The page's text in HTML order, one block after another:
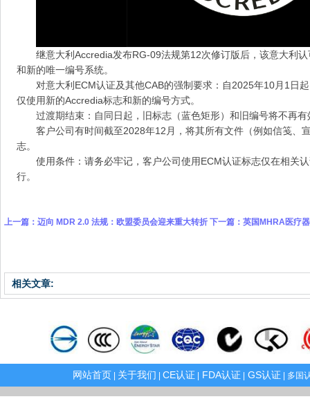
继意大利Accredia发布RG-09法规第12次修订版后，该意大利
和新的唯一编号系统。
对意大利ECM认证及其他CAB的强制要求：自2025年10月1日
仅使用新的Accredia标志和新的编号方式。
过渡期结束：自同日起，旧标志（蓝色矩形）和旧编号将不再有
客户公司有时间截至2028年12月，将其所有文件（例如信笺、
志。
使用条件：请务必牢记，客户公司使用ECM认证标志仅在相关
行。
上一篇： 迈向 MDR 2.0 法规：欧盟委员会迎来重大转折 下一篇： 英国MHRA医疗
相关文章:
网站首页 关于我们 CE认证 FDA认证 GS认证 | 多国